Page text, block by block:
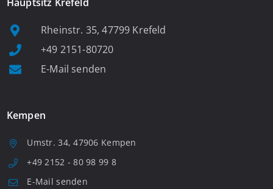
Rheinstr. 35, 47799 Krefeld
+49 2151-80720
E-Mail senden
Kempen
Umstr. 34, 47906 Kempen
+49 2152 - 80 98 99 8
E-Mail senden